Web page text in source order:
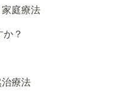
庭療法
？
療法